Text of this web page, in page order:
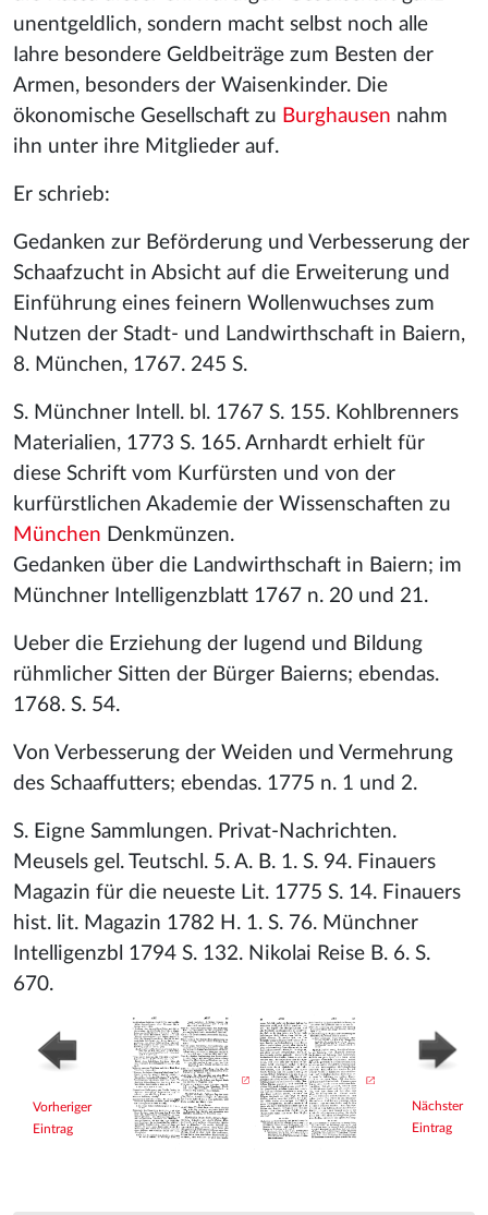
unentgeldlich, sondern macht selbst noch alle
Iahre besondere Geldbeiträge zum Besten der
Armen, besonders der Waisenkinder. Die
ökonomische Gesellschaft zu Burghausen nahm
ihn unter ihre Mitglieder auf.
Er schrieb:
Gedanken zur Beförderung und Verbesserung der
Schaafzucht in Absicht auf die Erweiterung und
Einführung eines feinern Wollenwuchses zum
Nutzen der Stadt- und Landwirthschaft in Baiern,
8. München, 1767. 245 S.
S. Münchner Intell. bl. 1767 S. 155. Kohlbrenners
Materialien, 1773 S. 165. Arnhardt erhielt für
diese Schrift vom Kurfürsten und von der
kurfürstlichen Akademie der Wissenschaften zu
München Denkmünzen.
Gedanken über die Landwirthschaft in Baiern; im
Münchner Intelligenzblatt 1767 n. 20 und 21.
Ueber die Erziehung der Iugend und Bildung
rühmlicher Sitten der Bürger Baierns; ebendas.
1768. S. 54.
Von Verbesserung der Weiden und Vermehrung
des Schaaffutters; ebendas. 1775 n. 1 und 2.
S. Eigne Sammlungen. Privat-Nachrichten.
Meusels gel. Teutschl. 5. A. B. 1. S. 94. Finauers
Magazin für die neueste Lit. 1775 S. 14. Finauers
hist. lit. Magazin 1782 H. 1. S. 76. Münchner
Intelligenzbl 1794 S. 132. Nikolai Reise B. 6. S.
670.
Vorheriger
Eintrag
Nächster
Eintrag